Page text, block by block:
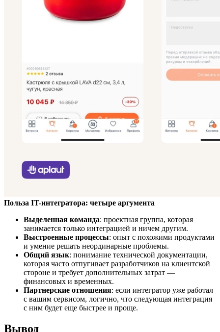
Польза IT-интегратора: четыре аргумента
Выделенная команда: проектная группа, которая
занимается только интеграцией и ничем другим.
Выстроенные процессы: опыт с похожими продуктами
и умение решать неординарные проблемы.
Общий язык: понимание технической документации,
которая часто отпугивает разработчиков на клиентской
стороне и требует дополнительных затрат —
финансовых и временных.
Партнерские отношения: если интегратор уже работал
с вашим сервисом, логично, что следующая интеграция
с ним будет еще быстрее и проще.
Вывод